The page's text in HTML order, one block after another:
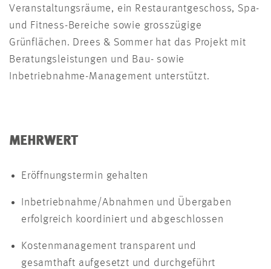
Veranstaltungsräume, ein Restaurantgeschoss, Spa-
und Fitness-Bereiche sowie grosszügige
Grünflächen. Drees & Sommer hat das Projekt mit
Beratungsleistungen und Bau- sowie
Inbetriebnahme-Management unterstützt.
MEHRWERT
Eröffnungstermin gehalten
Inbetriebnahme/Abnahmen und Übergaben
erfolgreich koordiniert und abgeschlossen
Kostenmanagement transparent und
gesamthaft aufgesetzt und durchgeführt